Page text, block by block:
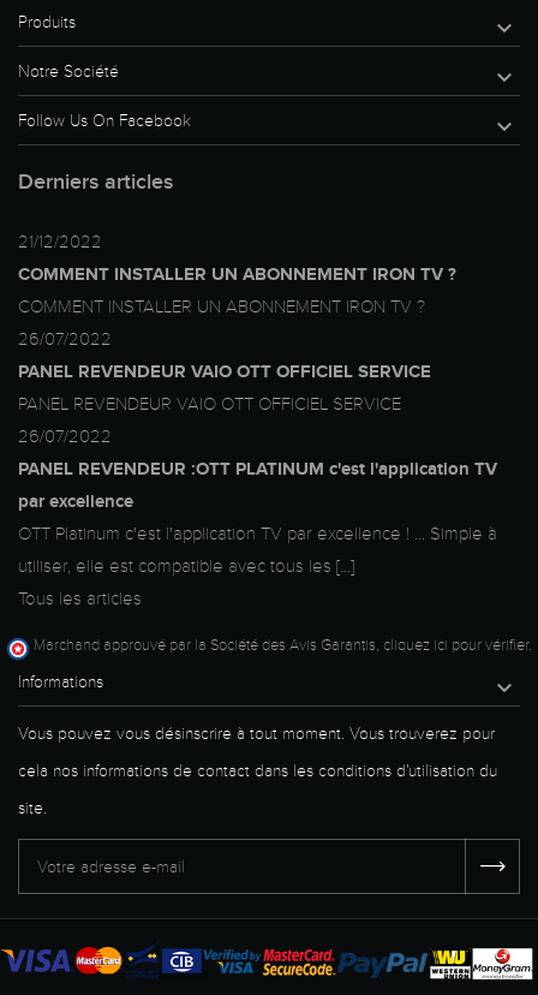
Informations 
Vous pouvez vous désinscrire à tout moment. Vous trouverez pour
cela nos informations de contact dans les conditions d'utilisation du
site.
Produits 
Notre Société 
Follow Us On Facebook 
Derniers articles
21/12/2022
COMMENT INSTALLER UN ABONNEMENT IRON TV ?
COMMENT INSTALLER UN ABONNEMENT IRON TV ?
26/07/2022
PANEL REVENDEUR VAIO OTT OFFICIEL SERVICE
PANEL REVENDEUR VAIO OTT OFFICIEL SERVICE
26/07/2022
PANEL REVENDEUR :OTT PLATINUM c'est l'application TV
par excellence
OTT Platinum c'est l'application TV par excellence ! ... Simple à
utiliser, elle est compatible avec tous les [...]
Tous les articles
Marchand approuvé par la Société des Avis Garantis, cliquez ici pour vérifier.